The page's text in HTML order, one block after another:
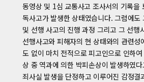
동영상 및 1심 교통사고 조사서의 기록을
독사고가 발생한 상태였습니다. 그럼에도
및 선행 사고의 진행 과정 그리고 그 선행
선행사고와 피해자의 현 상태와의 관련
도 없이 마치 전적으로 피고인으로 인하
상 중 역과에 의한 박피손상이 발생하였
죄사실 발생을 단정하고 이루어진 감정결